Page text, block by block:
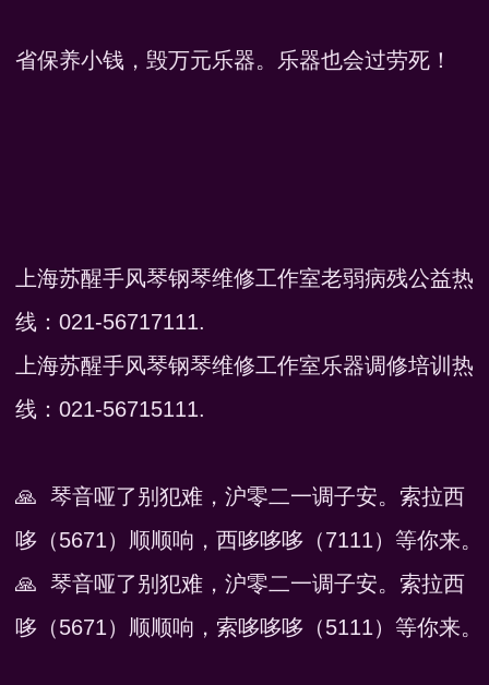
省保养小钱，毁万元乐器。乐器也会过劳死！
上海苏醒手风琴钢琴维修工作室老弱病残公益热
线：021-56717111.
上海苏醒手风琴钢琴维修工作室乐器调修培训热
线：021-56715111.
🙏 琴音哑了别犯难，沪零二一调子安。索拉西
哆（5671）顺顺响，西哆哆哆（7111）等你来。
🙏 琴音哑了别犯难，沪零二一调子安。索拉西
哆（5671）顺顺响，索哆哆哆（5111）等你来。